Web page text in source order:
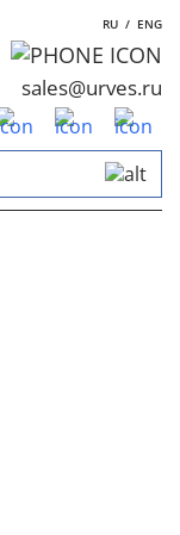
RU / ENG
sales@urves.ru